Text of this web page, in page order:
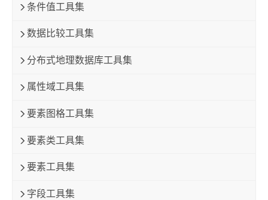
条件值工具集
数据比较工具集
分布式地理数据库工具集
属性域工具集
要素图格工具集
要素类工具集
要素工具集
字段工具集